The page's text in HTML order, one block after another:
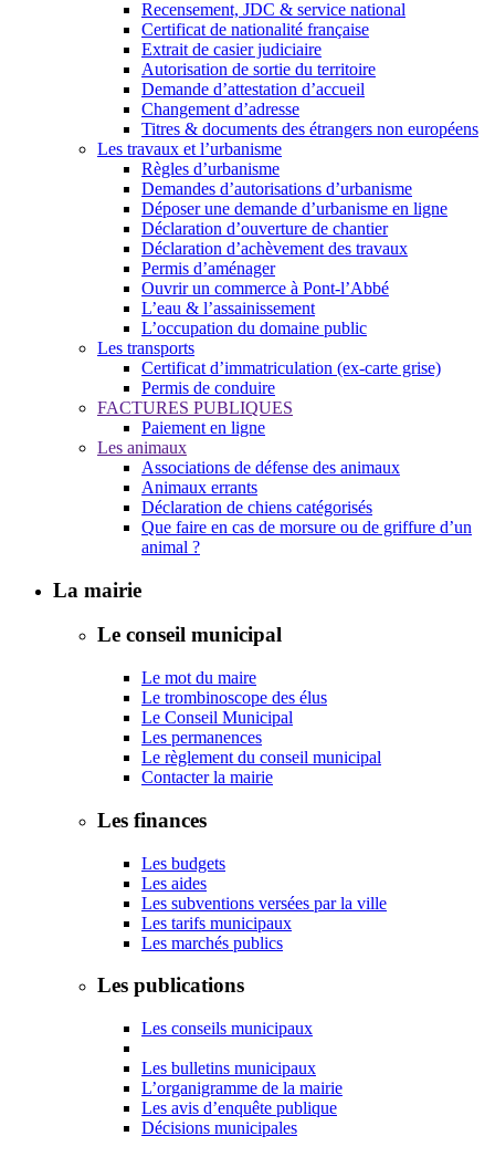
Recensement, JDC & service national
Certificat de nationalité française
Extrait de casier judiciaire
Autorisation de sortie du territoire
Demande d’attestation d’accueil
Changement d’adresse
Titres & documents des étrangers non européens
Les travaux et l’urbanisme
Règles d’urbanisme
Demandes d’autorisations d’urbanisme
Déposer une demande d’urbanisme en ligne
Déclaration d’ouverture de chantier
Déclaration d’achèvement des travaux
Permis d’aménager
Ouvrir un commerce à Pont-l’Abbé
L’eau & l’assainissement
L’occupation du domaine public
Les transports
Certificat d’immatriculation (ex-carte grise)
Permis de conduire
FACTURES PUBLIQUES
Paiement en ligne
Les animaux
Associations de défense des animaux
Animaux errants
Déclaration de chiens catégorisés
Que faire en cas de morsure ou de griffure d’un
animal ?
La mairie
Le conseil municipal
Le mot du maire
Le trombinoscope des élus
Le Conseil Municipal
Les permanences
Le règlement du conseil municipal
Contacter la mairie
Les finances
Les budgets
Les aides
Les subventions versées par la ville
Les tarifs municipaux
Les marchés publics
Les publications
Les conseils municipaux
Les bulletins municipaux
L’organigramme de la mairie
Les avis d’enquête publique
Décisions municipales